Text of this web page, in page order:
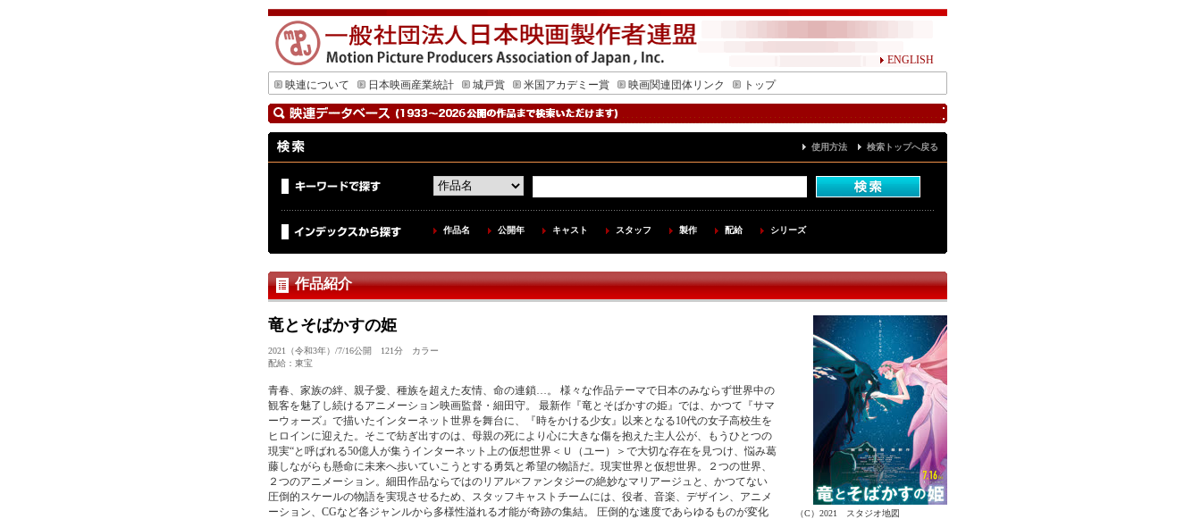
ENGLISH
映連について
日本映画産業統計 城戸賞 米国アカデミー賞 映画関連団体リンク トップ
使用方法 検索トップへ戻る
作品名 公開年 キャスト スタッフ 製作 配給 シリーズ
作品紹介
竜とそばかすの姫
2021（令和3年）/7/16公開 121分 カラー
配給：東宝
青春、家族の絆、親子愛、種族を超えた友情、命の連鎖…。 様々な作品テーマで日本のみならず世界中の
観客を魅了し続けるアニメーション映画監督・細田守。 最新作『竜とそばかすの姫』では、かつて『サマ
ーウォーズ』で描いたインターネット世界を舞台に、『時をかける少女』以来となる10代の女子高校生を
ヒロインに迎えた。そこで紡ぎ出すのは、母親の死により心に大きな傷を抱えた主人公が、もうひとつの
現実“と呼ばれる50億人が集うインターネット上の仮想世界＜Ｕ（ユー）＞で大切な存在を見つけ、悩み葛
藤しながらも懸命に未来へ歩いていこうとする勇気と希望の物語だ。現実世界と仮想世界。２つの世界、
２つのアニメーション。細田作品ならではのリアル×ファンタジーの絶妙なマリアージュと、かつてない
圧倒的スケールの物語を実現させるため、スタッフキャストチームには、役者、音楽、デザイン、アニメ
ーション、CGなど各ジャンルから多様性溢れる才能が奇跡の集結。 圧倒的な速度であらゆるものが変化
（C）2021 スタジオ地図